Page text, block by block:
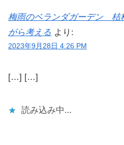
梅雨のベランダガーデン 桔
がら考える より:
2023年9月28日 4:26 PM
[…] […]
読み込み中…